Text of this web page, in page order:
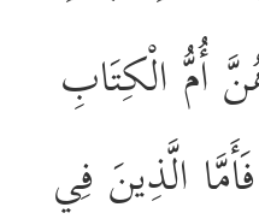
الْكِتَابِ
الَّذِينَ فِي